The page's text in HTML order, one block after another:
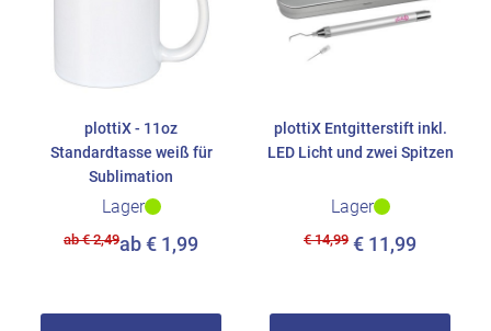
plottiX - 11oz
Standardtasse weiß für
Sublimation
Lager
ab € 2,49ab € 1,99
plottiX Entgitterstift inkl.
LED Licht und zwei Spitzen
Lager
€ 14,99 € 11,99